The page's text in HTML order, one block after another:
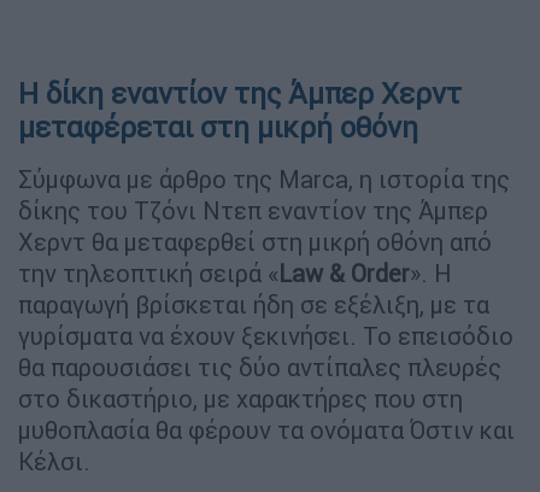
Η δίκη εναντίον της Άμπερ Χερντ
μεταφέρεται στη μικρή οθόνη
Σύμφωνα με άρθρο της Marca, η ιστορία της
δίκης του Τζόνι Ντεπ εναντίον της Άμπερ
Χερντ θα μεταφερθεί στη μικρή οθόνη από
την τηλεοπτική σειρά «Law & Order». Η
παραγωγή βρίσκεται ήδη σε εξέλιξη, με τα
γυρίσματα να έχουν ξεκινήσει. Το επεισόδιο
θα παρουσιάσει τις δύο αντίπαλες πλευρές
στο δικαστήριο, με χαρακτήρες που στη
μυθοπλασία θα φέρουν τα ονόματα Όστιν και
Κέλσι.